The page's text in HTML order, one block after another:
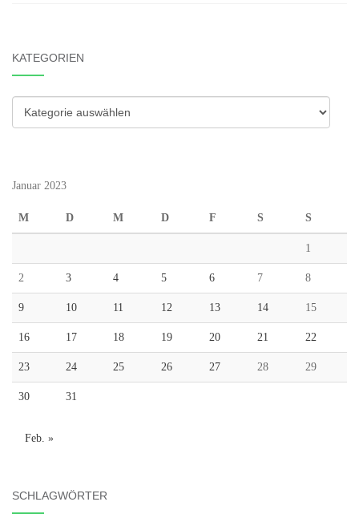
KATEGORIEN
Kategorien
Januar 2023
M D M D F S S
1
2 3 4 5 6 7 8
9 10 11 12 13 14 15
16 17 18 19 20 21 22
23 24 25 26 27 28 29
30 31
Feb. »
SCHLAGWÖRTER